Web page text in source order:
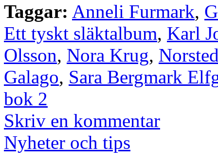
Taggar: Anneli Furmark,
Ett tyskt släktalbum, Karl
Olsson, Nora Krug,
Galago, Sara Bergmark
bok 2
Skriv en kommentar
Nyheter och tips